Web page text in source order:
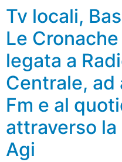
Tv locali,
Le
legata a
Centrale,
Fm e al
attraverso
Agi